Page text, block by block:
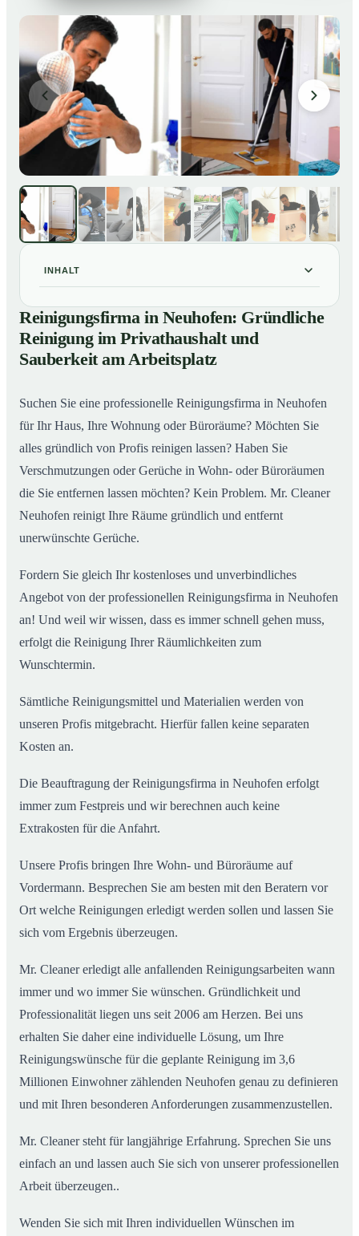
INHALT
01Reinigungsfirma in Neuhofen: Gründliche Reinigung im
Privathaushalt und Sauberkeit am Arbeitsplatz
02 So arbeitet eine Reinigungsfirma in Neuhofen
Reinigungsfirma in Neuhofen: Gründliche
Reinigung im Privathaushalt und
Sauberkeit am Arbeitsplatz
Suchen Sie eine professionelle Reinigungsfirma in Neuhofen
für Ihr Haus, Ihre Wohnung oder Büroräume? Möchten Sie
alles gründlich von Profis reinigen lassen? Haben Sie
Verschmutzungen oder Gerüche in Wohn- oder Büroräumen
die Sie entfernen lassen möchten? Kein Problem. Mr. Cleaner
Neuhofen reinigt Ihre Räume gründlich und entfernt
unerwünschte Gerüche.
Fordern Sie gleich Ihr kostenloses und unverbindliches
Angebot von der professionellen Reinigungsfirma in Neuhofen
an! Und weil wir wissen, dass es immer schnell gehen muss,
erfolgt die Reinigung Ihrer Räumlichkeiten zum
Wunschtermin.
Sämtliche Reinigungsmittel und Materialien werden von
unseren Profis mitgebracht. Hierfür fallen keine separaten
Kosten an.
Die Beauftragung der Reinigungsfirma in Neuhofen erfolgt
immer zum Festpreis und wir berechnen auch keine
Extrakosten für die Anfahrt.
Unsere Profis bringen Ihre Wohn- und Büroräume auf
Vordermann. Besprechen Sie am besten mit den Beratern vor
Ort welche Reinigungen erledigt werden sollen und lassen Sie
sich vom Ergebnis überzeugen.
Mr. Cleaner erledigt alle anfallenden Reinigungsarbeiten wann
immer und wo immer Sie wünschen. Gründlichkeit und
Professionalität liegen uns seit 2006 am Herzen. Bei uns
erhalten Sie daher eine individuelle Lösung, um Ihre
Reinigungswünsche für die geplante Reinigung im 3,6
Millionen Einwohner zählenden Neuhofen genau zu definieren
und mit Ihren besonderen Anforderungen zusammenzustellen.
Mr. Cleaner steht für langjährige Erfahrung. Sprechen Sie uns
einfach an und lassen auch Sie sich von unserer professionellen
Arbeit überzeugen..
Wenden Sie sich mit Ihren individuellen Wünschen im